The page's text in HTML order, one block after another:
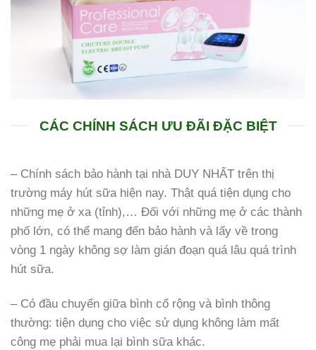
CÁC CHÍNH SÁCH ƯU ĐÃI ĐẶC BIỆT
– Chính sách bảo hành tại nhà DUY NHẤT trên thị
trường máy hút sữa hiện nay. Thật quá tiện dụng cho
những mẹ ở xa (tỉnh),… Đối với những mẹ ở các thành
phố lớn, có thể mang đến bảo hành và lấy về trong
vòng 1 ngày không sợ làm gián đoạn quá lâu quá trình
hút sữa.
– Có đầu chuyển giữa bình cổ rộng và bình thông
thường: tiện dụng cho việc sử dụng không làm mất
công mẹ phải mua lại bình sữa khác.